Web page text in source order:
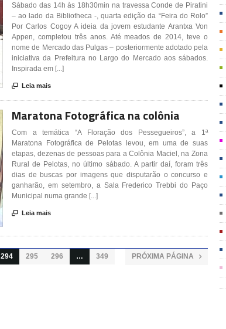
Sábado das 14h às 18h30min na travessa Conde de Piratini
– ao lado da Bibliotheca -, quarta edição da “Feira do Rolo”
Por Carlos Cogoy A ideia da jovem estudante Arantxa Von
Appen, completou três anos. Até meados de 2014, teve o
nome de Mercado das Pulgas – posteriormente adotado pela
iniciativa da Prefeitura no Largo do Mercado aos sábados.
Inspirada em [...]
 Leia mais
Maratona Fotográfica na colônia
Com a temática “A Floração dos Pessegueiros”, a 1ª
Maratona Fotográfica de Pelotas levou, em uma de suas
etapas, dezenas de pessoas para a Colônia Maciel, na Zona
Rural de Pelotas, no último sábado. A partir daí, foram três
dias de buscas por imagens que disputarão o concurso e
ganharão, em setembro, a Sala Frederico Trebbi do Paço
Municipal numa grande [...]
 Leia mais
294 295 296 … 349 PRÓXIMA PÁGINA 